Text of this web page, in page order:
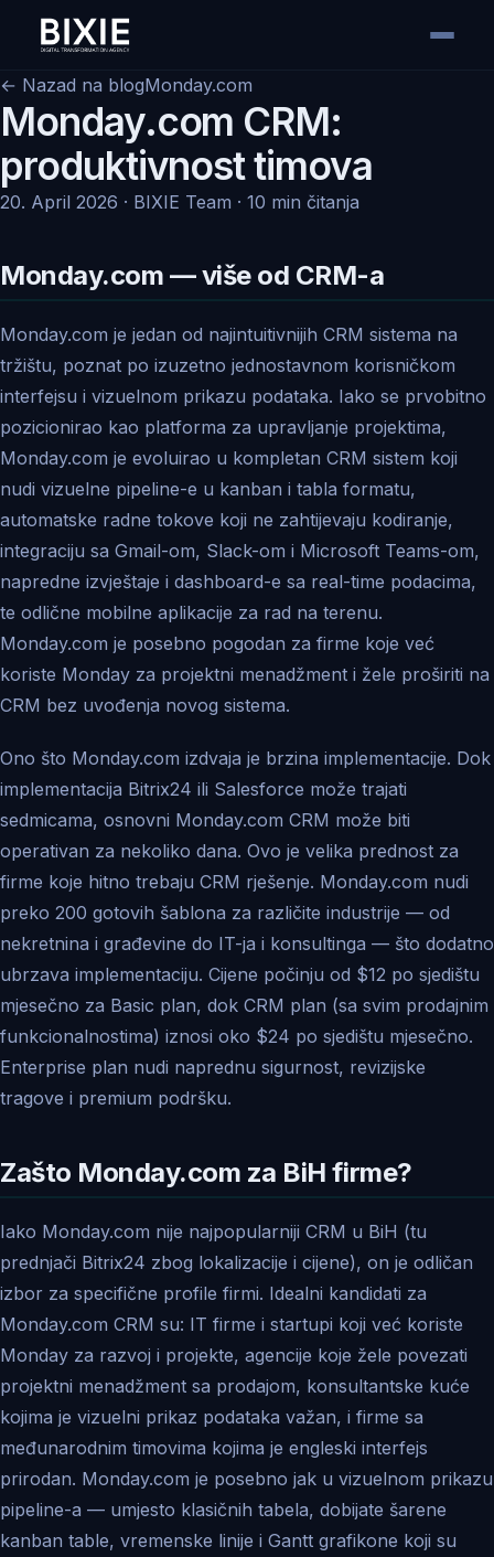
← Nazad na blogMonday.com
Monday.com CRM:
produktivnost timova
20. April 2026 · BIXIE Team · 10 min čitanja
Monday.com — više od CRM-a
Monday.com je jedan od najintuitivnijih CRM sistema na
tržištu, poznat po izuzetno jednostavnom korisničkom
interfejsu i vizuelnom prikazu podataka. Iako se prvobitno
pozicionirao kao platforma za upravljanje projektima,
Monday.com je evoluirao u kompletan CRM sistem koji
nudi vizuelne pipeline-e u kanban i tabla formatu,
automatske radne tokove koji ne zahtijevaju kodiranje,
integraciju sa Gmail-om, Slack-om i Microsoft Teams-om,
napredne izvještaje i dashboard-e sa real-time podacima,
te odlične mobilne aplikacije za rad na terenu.
Monday.com je posebno pogodan za firme koje već
koriste Monday za projektni menadžment i žele proširiti na
CRM bez uvođenja novog sistema.
Ono što Monday.com izdvaja je brzina implementacije. Dok
implementacija Bitrix24 ili Salesforce može trajati
sedmicama, osnovni Monday.com CRM može biti
operativan za nekoliko dana. Ovo je velika prednost za
firme koje hitno trebaju CRM rješenje. Monday.com nudi
preko 200 gotovih šablona za različite industrije — od
nekretnina i građevine do IT-ja i konsultinga — što dodatno
ubrzava implementaciju. Cijene počinju od $12 po sjedištu
mjesečno za Basic plan, dok CRM plan (sa svim prodajnim
funkcionalnostima) iznosi oko $24 po sjedištu mjesečno.
Enterprise plan nudi naprednu sigurnost, revizijske
tragove i premium podršku.
Zašto Monday.com za BiH firme?
Iako Monday.com nije najpopularniji CRM u BiH (tu
prednjači Bitrix24 zbog lokalizacije i cijene), on je odličan
izbor za specifične profile firmi. Idealni kandidati za
Monday.com CRM su: IT firme i startupi koji već koriste
Monday za razvoj i projekte, agencije koje žele povezati
projektni menadžment sa prodajom, konsultantske kuće
kojima je vizuelni prikaz podataka važan, i firme sa
međunarodnim timovima kojima je engleski interfejs
prirodan. Monday.com je posebno jak u vizuelnom prikazu
pipeline-a — umjesto klasičnih tabela, dobijate šarene
kanban table, vremenske linije i Gantt grafikone koji su